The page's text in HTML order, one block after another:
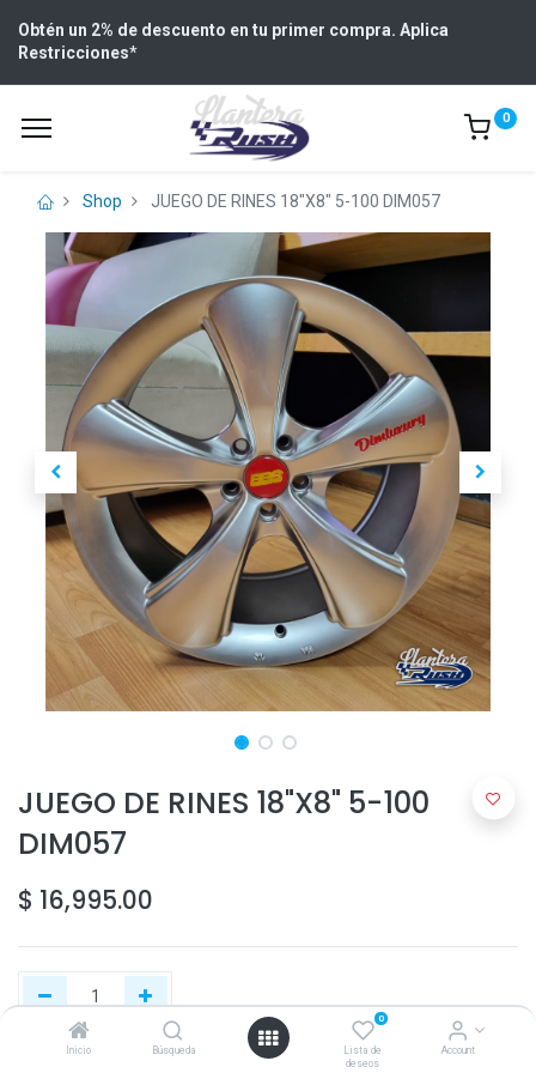
Inicio Búsqueda
0
Lista de
deseos
Account
Obtén un 2% de descuento en tu primer compra. Aplica
Restricciones*
0
Shop JUEGO DE RINES 18"X8" 5-100 DIM057
JUEGO DE RINES 18"X8" 5-100
DIM057
$ 16,995.00